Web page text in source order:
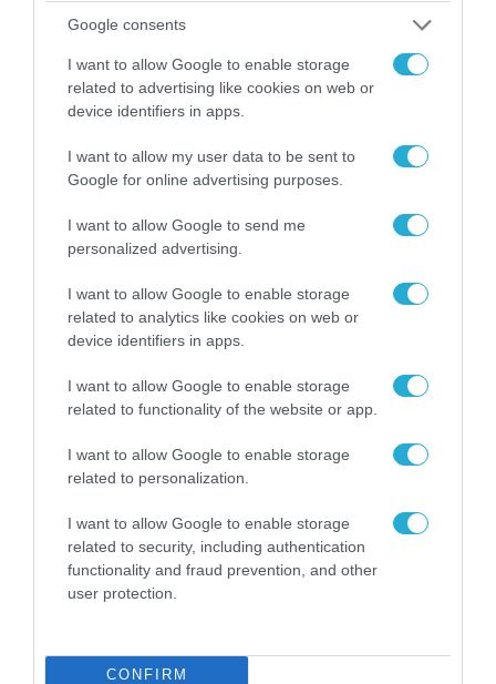
Google consents
I want to allow Google to enable storage
related to advertising like cookies on web or
device identifiers in apps.
I want to allow my user data to be sent to
Google for online advertising purposes.
I want to allow Google to send me
personalized advertising.
I want to allow Google to enable storage
related to analytics like cookies on web or
device identifiers in apps.
I want to allow Google to enable storage
related to functionality of the website or app.
I want to allow Google to enable storage
related to personalization.
I want to allow Google to enable storage
related to security, including authentication
functionality and fraud prevention, and other
user protection.
CONFIRM
ΠΟΛΙΤΙΚΗ
«Επιχείρηση ελεύθερα πεζοδρόμια» στην
Αθήνα: Απομακρύνθηκαν παράνομα
αντικείμενα από κοινόχρηστους χώρους